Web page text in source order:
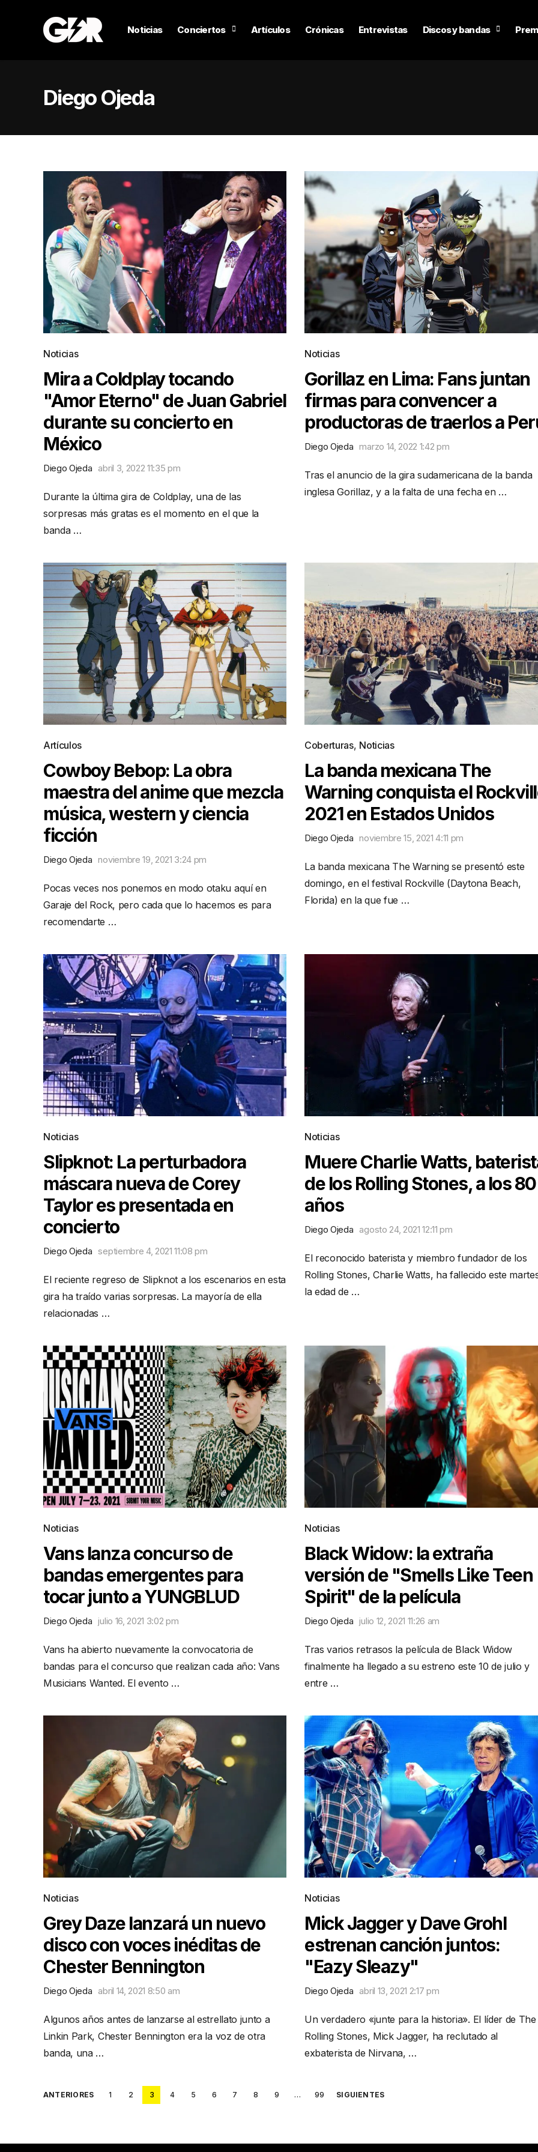
Noticias Conciertos Artículos Crónicas Entrevistas Discos y bandas
Diego Ojeda
Noticias
Mira a Coldplay tocando
"Amor Eterno" de Juan Gabriel
durante su concierto en
México
Diego Ojeda abril 3, 2022 11:35 pm
Durante la última gira de Coldplay, una de las
sorpresas más gratas es el momento en el que la
banda …
Noticias
Gorillaz en Lima: Fans juntan
firmas para convencer a
productoras de traerlos a
Diego Ojeda marzo 14, 2022 1:42 pm
Tras el anuncio de la gira sudamericana de la banda
inglesa Gorillaz, y a la falta de una fecha en …
Artículos
Cowboy Bebop: La obra
maestra del anime que mezcla
música, western y ciencia
ficción
Diego Ojeda noviembre 19, 2021 3:24 pm
Pocas veces nos ponemos en modo otaku aquí en
Garaje del Rock, pero cada que lo hacemos es para
recomendarte …
Coberturas, Noticias
La banda mexicana The
Warning conquista el
2021 en Estados Unidos
Diego Ojeda noviembre 15, 2021 4:11 pm
La banda mexicana The Warning se presentó este
domingo, en el festival Rockville (Daytona Beach,
Florida) en la que fue …
Noticias
Slipknot: La perturbadora
máscara nueva de Corey
Taylor es presentada en
concierto
Diego Ojeda septiembre 4, 2021 11:08 pm
El reciente regreso de Slipknot a los escenarios en esta
gira ha traído varias sorpresas. La mayoría de ella
relacionadas …
Noticias
Muere Charlie Watts,
de los Rolling Stones, a los 80
años
Diego Ojeda agosto 24, 2021 12:11 pm
El reconocido baterista y miembro fundador de los
Rolling Stones, Charlie Watts, ha fallecido este
la edad de …
Noticias
Vans lanza concurso de
bandas emergentes para
tocar junto a YUNGBLUD
Diego Ojeda julio 16, 2021 3:02 pm
Vans ha abierto nuevamente la convocatoria de
bandas para el concurso que realizan cada año: Vans
Musicians Wanted. El evento …
Noticias
Black Widow: la extraña
versión de "Smells Like Teen
Spirit" de la película
Diego Ojeda julio 12, 2021 11:26 am
Tras varios retrasos la película de Black Widow
finalmente ha llegado a su estreno este 10 de julio y
entre …
Noticias
Grey Daze lanzará un nuevo
disco con voces inéditas de
Chester Bennington
Diego Ojeda abril 14, 2021 8:50 am
Algunos años antes de lanzarse al estrellato junto a
Linkin Park, Chester Bennington era la voz de otra
banda, una …
Noticias
Mick Jagger y Dave Grohl
estrenan canción juntos:
"Eazy Sleazy"
Diego Ojeda abril 13, 2021 2:17 pm
Un verdadero «junte para la historia». El líder de The
Rolling Stones, Mick Jagger, ha reclutado al
exbaterista de Nirvana, …
Posts
ANTERIORES 1 2 3 4 5 6 7 8 9 … 99 SIGUIENTES